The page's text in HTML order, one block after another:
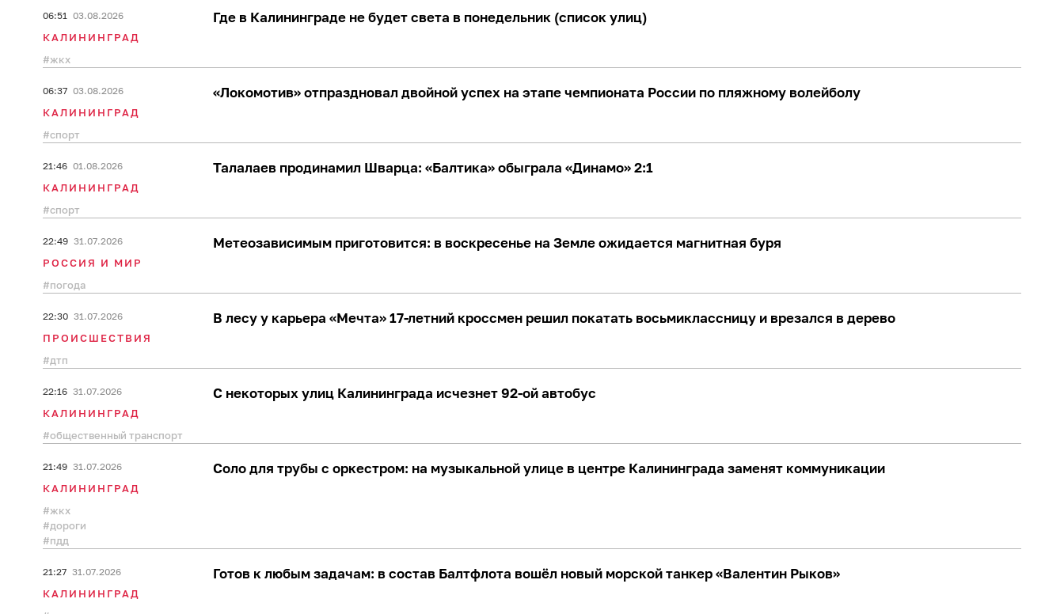
06:51 03.08.2026
КАЛИНИНГРАД
жкх
Где в Калининграде не будет света в понедельник (список улиц)
06:37 03.08.2026
КАЛИНИНГРАД
спорт
«Локомотив» отпраздновал двойной успех на этапе чемпионата России по пляжному волейболу
21:46 01.08.2026
КАЛИНИНГРАД
спорт
Талалаев продинамил Шварца: «Балтика» обыграла «Динамо» 2:1
22:49 31.07.2026
РОССИЯ И МИР
погода
Метеозависимым приготовится: в воскресенье на Земле ожидается магнитная буря
22:30 31.07.2026
ПРОИСШЕСТВИЯ
дтп
В лесу у карьера «Мечта» 17-летний кроссмен решил покатать восьмиклассницу и врезался в дерево
22:16 31.07.2026
КАЛИНИНГРАД
общественный транспорт
С некоторых улиц Калининграда исчезнет 92-ой автобус
21:49 31.07.2026
КАЛИНИНГРАД
жкх
дороги
пдд
Соло для трубы с оркестром: на музыкальной улице в центре Калининграда заменят коммуникации
21:27 31.07.2026
КАЛИНИНГРАД
Готов к любым задачам: в состав Балтфлота вошёл новый морской танкер «Валентин Рыков»